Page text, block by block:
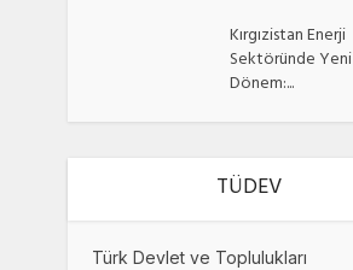
Kırgızistan Enerji
Sektöründe Yeni
Dönem:...
TÜDEV
Türk Devlet ve Toplulukları